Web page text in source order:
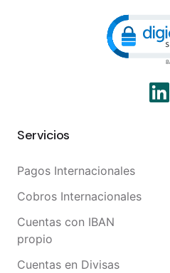
Servicios
Pagos Internacionales
Cobros Internacionales
Cuentas con IBAN
propio
Cuentas en Divisas